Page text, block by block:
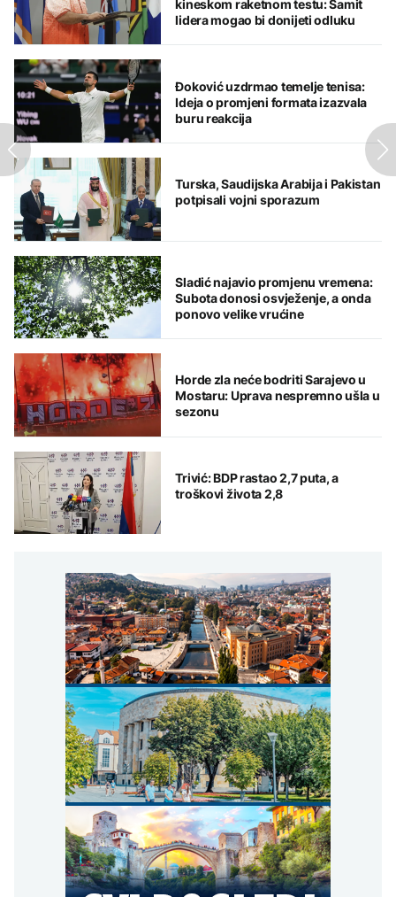
kineskom raketnom testu: Samit
lidera mogao bi donijeti odluku
Đoković uzdrmao temelje tenisa:
Ideja o promjeni formata izazvala
buru reakcija
Turska, Saudijska Arabija i Pakistan
potpisali vojni sporazum
Sladić najavio promjenu vremena:
Subota donosi osvježenje, a onda
ponovo velike vrućine
Horde zla neće bodriti Sarajevo u
Mostaru: Uprava nespremno ušla u
sezonu
Trivić: BDP rastao 2,7 puta, a
troškovi života 2,8